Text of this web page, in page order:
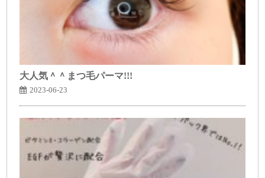
大人気＾＾まつ毛パーマ!!!
2023-06-23